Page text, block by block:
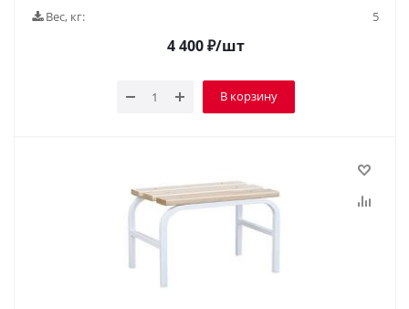
Вес, кг:
5
4 400₽/шт
В корзину